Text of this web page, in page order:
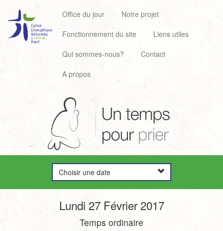
Office du jour
Notre projet
Fonctionnement du site
Liens utiles
Qui sommes-nous?
Contact
A propos
Choisir une date
Lundi 27 Février 2017
Temps ordinaire